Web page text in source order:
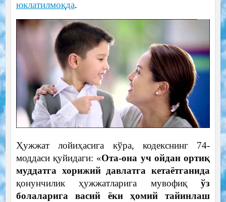
юклатилмоқда.
Ҳужжат лойиҳасига кўра, кодекснинг 74-
моддаси қуйидаги: «Ота-она уч ойдан ортиқ
муддатга хорижий давлатга кетаётганида
қонунчилик ҳужжатларига мувофиқўз
болаларига васий ёки ҳомий тайинлаш